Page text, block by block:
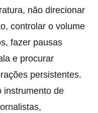
não direcionar
controlar o volume
fazer pausas
e procurar
persistentes.
instrumento de